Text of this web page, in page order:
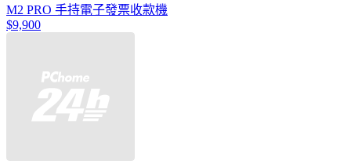
M2 PRO 手持電子發票收款機
$9,900